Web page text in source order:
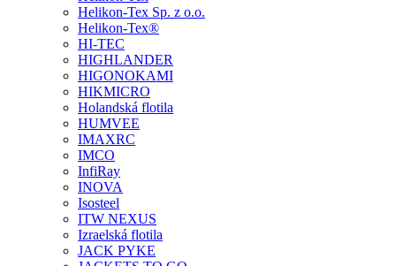
Helikon-Tex Sp. z o.o.
Helikon-Tex®
HI-TEC
HIGHLANDER
HIGONOKAMI
HIKMICRO
Holandská flotila
HUMVEE
IMAXRC
IMCO
InfiRay
INOVA
Isosteel
ITW NEXUS
Izraelská flotila
JACK PYKE